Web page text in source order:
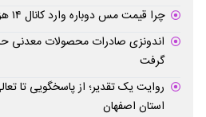
چرا قیمت مس دوباره وارد کانال ۱۴ هزار دلار شد
اندونزی صادرات محصولات معدنی
گرفت
روایت یک تقدیر؛ از پاسخگویی تا
استان اصفهان